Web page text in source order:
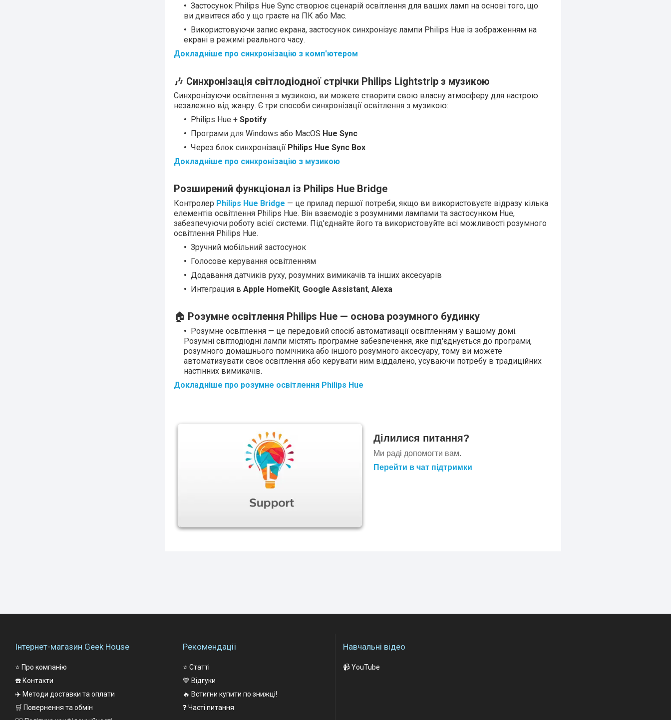
Застосунок Philips Hue Sync створює сценарій освітлення для ваших ламп на основі того, що
ви дивитеся або у що граєте на ПК або Mac.
Використовуючи запис екрана, застосунок синхронізує лампи Philips Hue із зображенням на
екрані в режимі реального часу.
Докладніше про синхронізацію з комп'ютером
🎶 Синхронізація світлодіодної стрічки Philips Lightstrip з музикою
Синхронізуючи освітлення з музикою, ви можете створити свою власну атмосферу для настрою
незалежно від жанру. Є три способи синхронізації освітлення з музикою:
Philips Hue + Spotify
Програми для Windows або MacOS Hue Sync
Через блок синхронізації Philips Hue Sync Box
Докладніше про синхронізацію з музикою
Розширений функціонал із Philips Hue Bridge
Контролер Philips Hue Bridge — це прилад першої потреби, якщо ви використовуєте відразу кілька
елементів освітлення Philips Hue. Він взаємодіє з розумними лампами та застосунком Hue,
забезпечуючи роботу всієї системи. Під'єднайте його та використовуйте всі можливості розумного
освітлення Philips Hue.
Зручний мобільний застосунок
Голосове керування освітленням
Додавання датчиків руху, розумних вимикачів та інших аксесуарів
Интеграция в Apple HomeKit, Google Assistant, Alexа
🏠 Розумне освітлення Philips Hue — основа розумного будинку
Розумне освітлення — це передовий спосіб автоматизації освітленням у вашому домі.
Розумні світлодіодні лампи містять програмне забезпечення, яке під'єднується до програми,
розумного домашнього помічника або іншого розумного аксесуару, тому ви можете
автоматизувати своє освітлення або керувати ним віддалено, усуваючи потребу в традиційних
настінних вимикачів.
Докладніше про розумне освітлення Philips Hue
Ділилися питання?
Ми раді допомогти вам.
Перейти в чат підтримки
Інтернет-магазин Geek House
⭐ Про компанію
☎️ Контакти
✈️ Методи доставки та оплати
🛒 Повернення та обмін
Рекомендації
⭐ Статті
💙 Відгуки
🔥 Встигни купити по знижці!
❓ Часті питання
Навчальні відео
📹 YouTube